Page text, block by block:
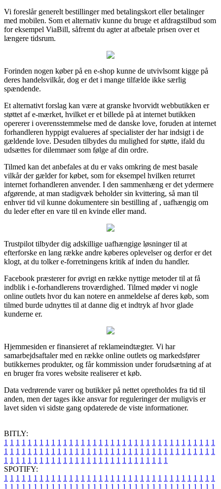
Vi foreslår generelt bestillinger med betalingskort eller betalinger
med mobilen. Som et alternativ kunne du bruge et afdragstilbud som
for eksempel ViaBill, såfremt du agter at afbetale prisen over et
længere tidsrum.
Forinden nogen køber på en e-shop kunne de utvivlsomt kigge på
deres handelsvilkår, dog er det i mange tilfælde ikke særlig
spændende.
Et alternativt forslag kan være at granske hvorvidt webbutikken er
støttet af e-mærket, hvilket er et billede på at internet butikken
opererer i overensstemmelse med de danske love, foruden at internet
forhandleren hyppigt evalueres af specialister der har indsigt i de
gældende love. Desuden tilbydes du mulighed for støtte, ifald du
udsættes for dilemmaer som følge af din ordre.
Tilmed kan det anbefales at du er vaks omkring de mest basale
vilkår der gælder for købet, som for eksempel hvilken returret
internet forhandleren anvender. I den sammenhæng er det ydermere
afgørende, at man stadigvæk beholder sin kvittering, så man til
enhver tid vil kunne dokumentere sin bestilling af , uafhængig om
du leder efter en vare til en kvinde eller mand.
Trustpilot tilbyder dig adskillige uafhængige løsninger til at
efterforske en lang række andre køberes oplevelser og derfor er det
klogt, at du tolker e-forretningens kritik af inden du handler.
Facebook præsterer for øvrigt en række nyttige metoder til at få
indblik i e-forhandlerens troværdighed. Tilmed møder vi nogle
online outlets hvor du kan notere en anmeldelse af deres køb, som
tilmed burde udnyttes til at danne dig et indtryk af hvor glade
kunderne er.
Hjemmesiden er finansieret af reklameindtægter. Vi har
samarbejdsaftaler med en række online outlets og markedsfører
butikkernes produkter, og får kommission under forudsætning af at
en bruger fra vores website realiserer et køb.
Data vedrørende varer og butikker på nettet opretholdes fra tid til
anden, men der tages ikke ansvar for reguleringer der muligvis er
lavet siden vi sidste gang opdaterede de viste informationer.
BITLY:
1 1 1 1 1 1 1 1 1 1 1 1 1 1 1 1 1 1 1 1 1 1 1 1 1 1 1 1 1 1 1 1 1 1 1 1
1 1 1 1 1 1 1 1 1 1 1 1 1 1 1 1 1 1 1 1 1 1 1 1 1 1 1 1 1 1 1 1 1 1 1 1
1 1 1 1 1 1 1 1 1 1 1 1 1 1 1 1 1 1 1 1 1 1 1 1 1 1 1 1
SPOTIFY:
1 1 1 1 1 1 1 1 1 1 1 1 1 1 1 1 1 1 1 1 1 1 1 1 1 1 1 1 1 1 1 1 1 1 1 1
1 1 1 1 1 1 1 1 1 1 1 1 1 1 1 1 1 1 1 1 1 1 1 1 1 1 1 1 1 1 1 1 1 1 1 1